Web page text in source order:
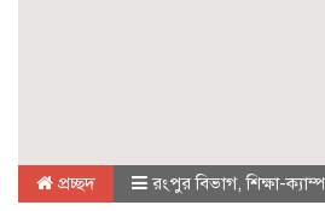
প্রচ্ছদ রংপুর বিভাগ,শিক্ষা-